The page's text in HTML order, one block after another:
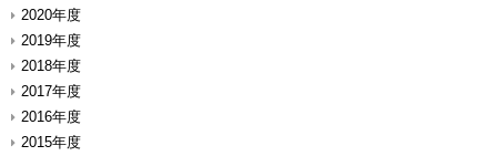
2020年度
2019年度
2018年度
2017年度
2016年度
2015年度